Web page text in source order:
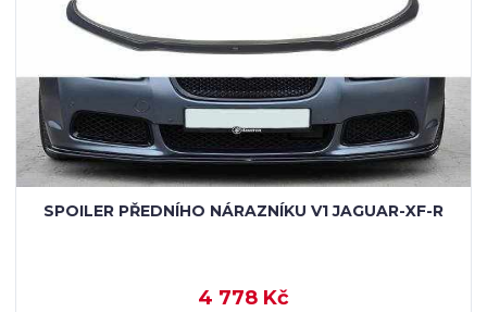
SPOILER PŘEDNÍHO NÁRAZNÍKU V1 JAGUAR-XF-R
4 778 Kč